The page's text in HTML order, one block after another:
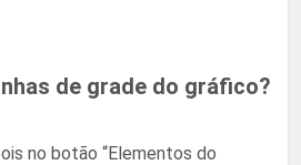
de grade do gráfico?
no botão “Elementos do